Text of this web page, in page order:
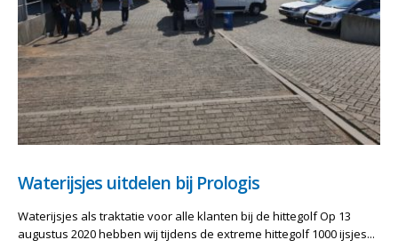
Waterijsjes uitdelen bij Prologis
Waterijsjes als traktatie voor alle klanten bij de hittegolf Op 13
augustus 2020 hebben wij tijdens de extreme hittegolf 1000 ijsjes...